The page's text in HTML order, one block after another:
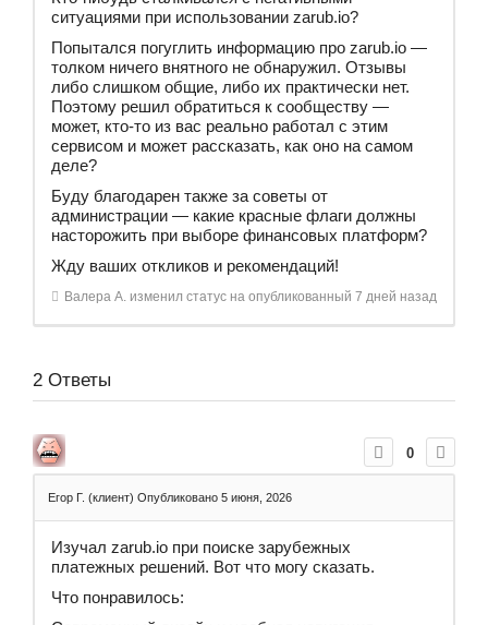
ситуациями при использовании zarub.io?
Попытался погуглить информацию про zarub.io —
толком ничего внятного не обнаружил. Отзывы
либо слишком общие, либо их практически нет.
Поэтому решил обратиться к сообществу —
может, кто-то из вас реально работал с этим
сервисом и может рассказать, как оно на самом
деле?
Буду благодарен также за советы от
администрации — какие красные флаги должны
насторожить при выборе финансовых платформ?
Жду ваших откликов и рекомендаций!
Валера А. изменил статус на опубликованный 7 дней назад
2 Ответы
0
Егор Г. (клиент) Опубликовано 5 июня, 2026
Изучал zarub.io при поиске зарубежных
платежных решений. Вот что могу сказать.
Что понравилось: